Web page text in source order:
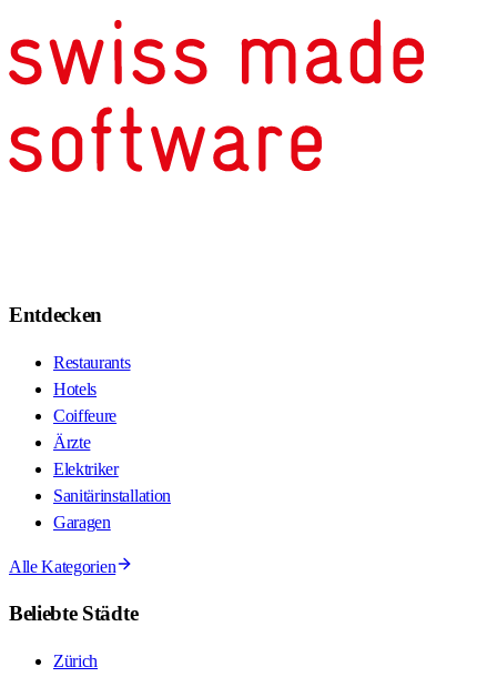
Entdecken
Restaurants
Hotels
Coiffeure
Ärzte
Elektriker
Sanitärinstallation
Garagen
Alle Kategorien
Beliebte Städte
Zürich